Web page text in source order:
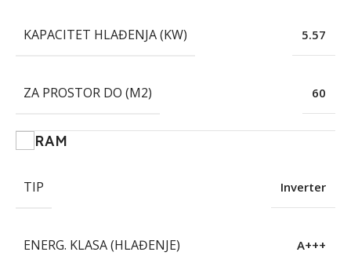
KAPACITET HLAĐENJA (KW) 5.57
ZA PROSTOR DO (M2) 60
RAM
TIP Inverter
ENERG. KLASA (HLAĐENJE) A+++